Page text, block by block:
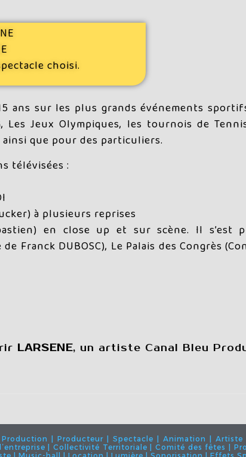
choisi.
ans sur les plus grands événements
Jeux Olympiques, les tournois de
que pour des particuliers.
télévisées :
à plusieurs reprises
en close up et sur scène. Il s’est
Franck DUBOSC), Le Palais des Congrès
LARSENE, un artiste Canal Bleu
| Producteur | Spectacle | Animation |
| Collectivité Territoriale | Comité des fêtes |